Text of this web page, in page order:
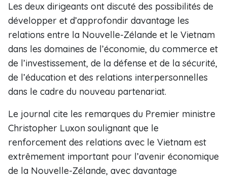
Les deux dirigeants ont discuté des possibilités de
développer et d’approfondir davantage les
relations entre la Nouvelle-Zélande et le Vietnam
dans les domaines de l’économie, du commerce et
de l’investissement, de la défense et de la sécurité,
de l’éducation et des relations interpersonnelles
dans le cadre du nouveau partenariat.
Le journal cite les remarques du Premier ministre
Christopher Luxon soulignant que le
renforcement des relations avec le Vietnam est
extrêmement important pour l’avenir économique
de la Nouvelle-Zélande, avec davantage